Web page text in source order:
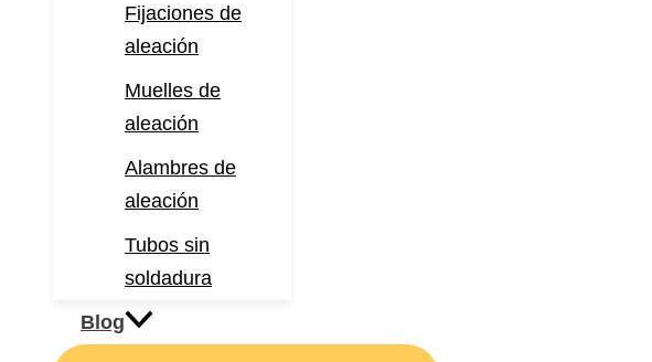
Fijaciones de
aleación
Muelles de
aleación
Alambres de
aleación
Tubos sin
soldadura
Blog